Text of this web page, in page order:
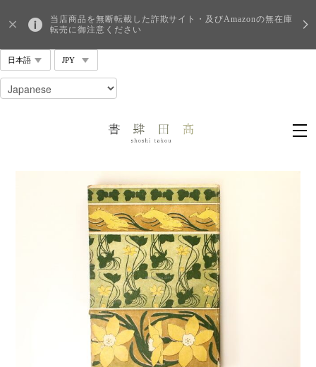
当店商品を無断転載した詐欺サイト・及びAmazonの無在庫
転売に御注意ください